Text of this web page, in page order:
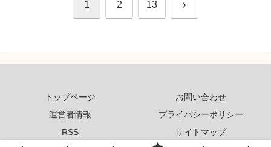
1 2 13 次
トップページ
お問い合わせ
運営者情報
プライバシーポリシー
RSS
サイトマップ